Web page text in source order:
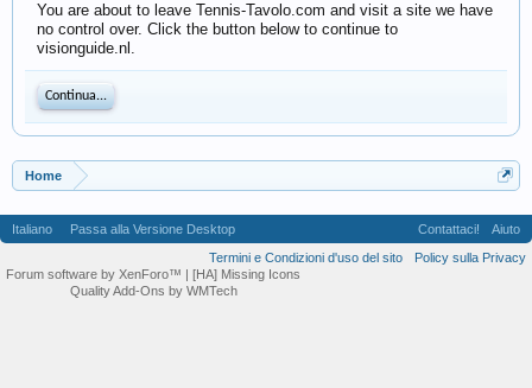
You are about to leave Tennis-Tavolo.com and visit a site we have
no control over. Click the button below to continue to
visionguide.nl.
Continua...
Home
Italiano Passa alla Versione Desktop Contattaci!
Aiuto
Termini e Condizioni d'uso del sito
Policy sulla Privacy
Forum software by XenForo™ | [HA] Missing Icons
Quality Add-Ons by WMTech